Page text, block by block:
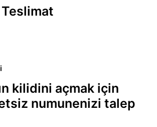
kilidini açmak için
numunenizi talep